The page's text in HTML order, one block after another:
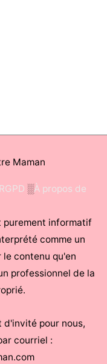
Maman
░À propos de
purement informatif
comme un
contenu qu'en
professionnel de la
d'invité pour nous,
courriel :